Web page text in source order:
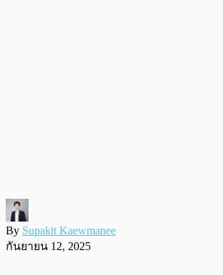
By Supakit Kaewmanee
กันยายน 12, 2025